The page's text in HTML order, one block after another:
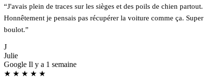
“J'avais plein de traces sur les sièges et des poils de chien partout.
Honnêtement je pensais pas récupérer la voiture comme ça. Super
boulot.”
J
Julie
Google Il y a 1 semaine
★ ★ ★ ★ ★